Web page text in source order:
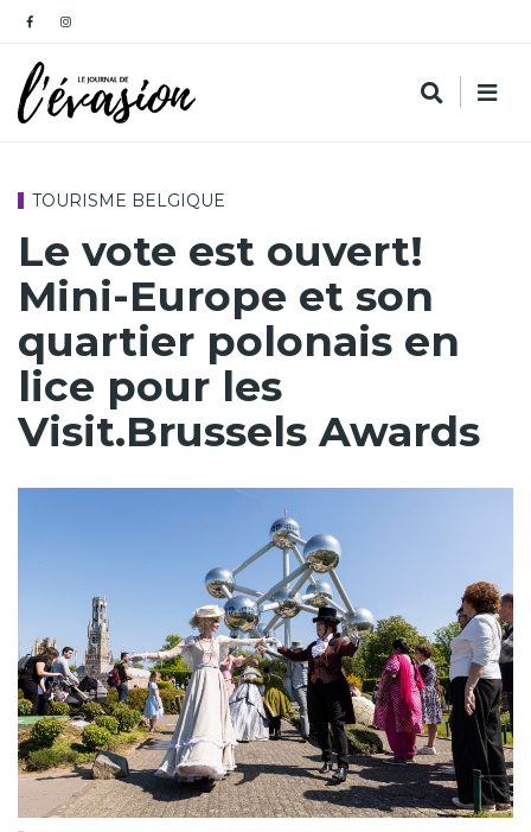
TOURISME BELGIQUE
Le vote est ouvert!
Mini-Europe et son
quartier polonais en
lice pour les
Visit.Brussels Awards